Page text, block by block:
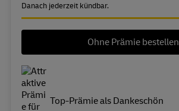
Danach jederzeit kündbar.
Ohne Prämie bestellen
Top-Prämie als Dankeschön